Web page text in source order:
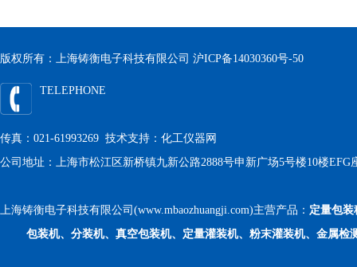
版权所有：上海铸衡电子科技有限公司 沪ICP备14030360号-50
TELEPHONE
传真：021-61993269 技术支持： 化工仪器网
公司地址：上海市松江区新桥镇九新公路2888号申新广场5号楼10楼EFG
上海铸衡电子科技有限公司(www.mbaozhuangji.com)主营产品： 定量包装
包装机、分装机、真空包装机、定量灌装机、粉末灌装机、金属检